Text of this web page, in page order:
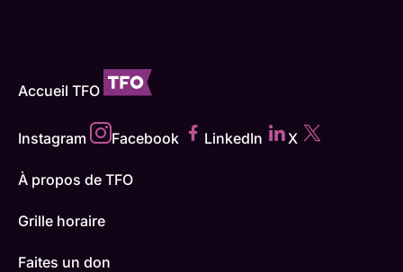
Accueil TFO
Instagram Facebook LinkedIn X
À propos de TFO
Grille horaire
Faites un don